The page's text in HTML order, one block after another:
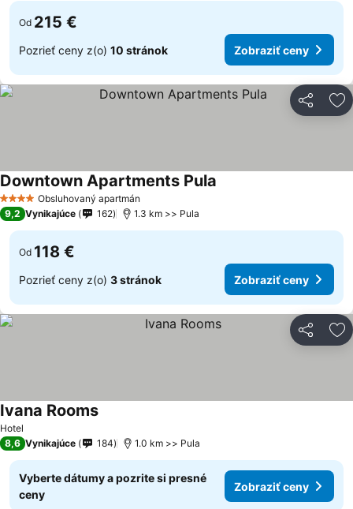
Od 215 €
Pozrieť ceny z(o) 10 stránok Zobraziť ceny
Zdieľať
4 Počet hviezdičiek
Obsluhovaný apartmán
Downtown Apartments Pula
9,2 Vynikajúce 162 1.3 km >> Pula
Od 118 €
Pozrieť ceny z(o) 3 stránok Zobraziť ceny
Zdieľať
Hotel
Ivana RoomsZobraziť ceny
8,6 Vynikajúce 184 1.0 km >> Pula
Vyberte dátumy a pozrite si presné
ceny
Zobraziť ceny